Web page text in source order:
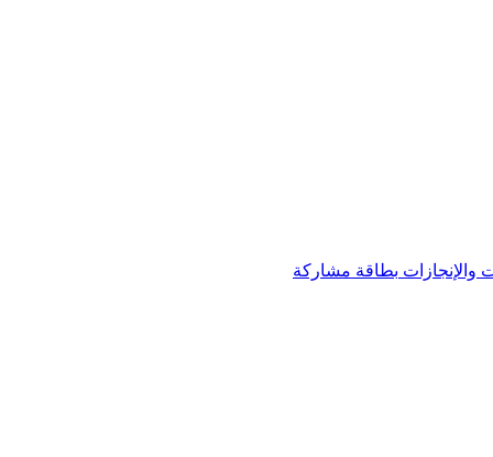
والإنجازات بطاقة مشاركة